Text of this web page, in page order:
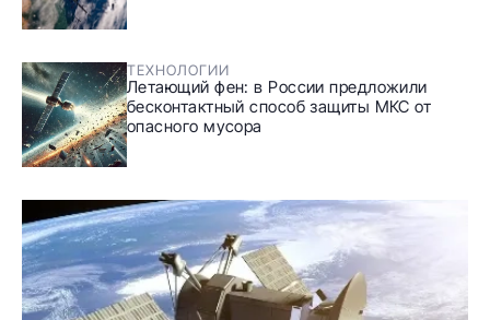
ТЕХНОЛОГИИ
Летающий фен: в России предложили
бесконтактный способ защиты МКС от
опасного мусора